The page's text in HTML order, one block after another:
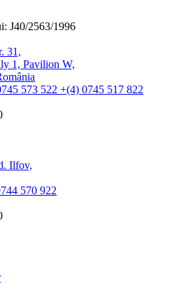
J40/2563/1996
31,
1, Pavilion W,
573 522 +(4) 0745 517 822
Ilfov,
570 922